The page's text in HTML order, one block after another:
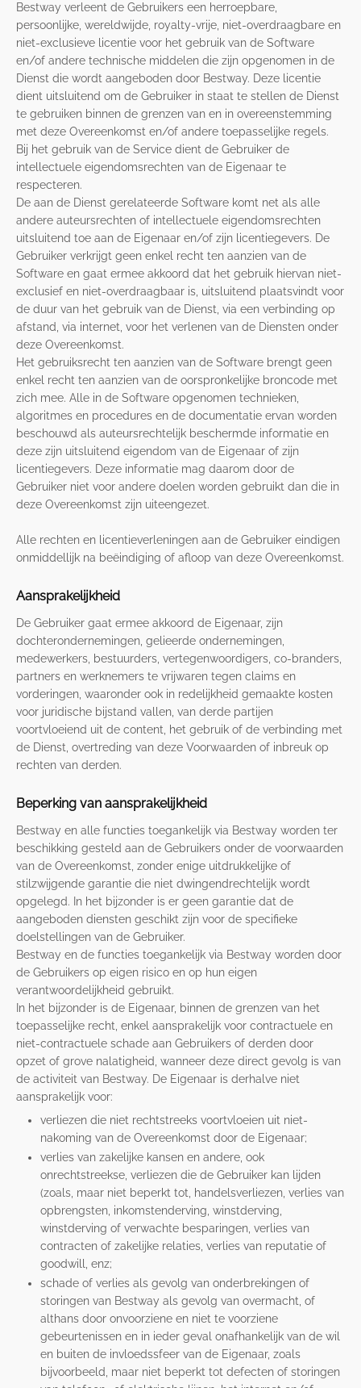
Bestway verleent de Gebruikers een herroepbare,
persoonlijke, wereldwijde, royalty-vrije, niet-overdraagbare en
niet-exclusieve licentie voor het gebruik van de Software
en/of andere technische middelen die zijn opgenomen in de
Dienst die wordt aangeboden door Bestway. Deze licentie
dient uitsluitend om de Gebruiker in staat te stellen de Dienst
te gebruiken binnen de grenzen van en in overeenstemming
met deze Overeenkomst en/of andere toepasselijke regels.
Bij het gebruik van de Service dient de Gebruiker de
intellectuele eigendomsrechten van de Eigenaar te
respecteren.
De aan de Dienst gerelateerde Software komt net als alle
andere auteursrechten of intellectuele eigendomsrechten
uitsluitend toe aan de Eigenaar en/of zijn licentiegevers. De
Gebruiker verkrijgt geen enkel recht ten aanzien van de
Software en gaat ermee akkoord dat het gebruik hiervan niet-
exclusief en niet-overdraagbaar is, uitsluitend plaatsvindt voor
de duur van het gebruik van de Dienst, via een verbinding op
afstand, via internet, voor het verlenen van de Diensten onder
deze Overeenkomst.
Het gebruiksrecht ten aanzien van de Software brengt geen
enkel recht ten aanzien van de oorspronkelijke broncode met
zich mee. Alle in de Software opgenomen technieken,
algoritmes en procedures en de documentatie ervan worden
beschouwd als auteursrechtelijk beschermde informatie en
deze zijn uitsluitend eigendom van de Eigenaar of zijn
licentiegevers. Deze informatie mag daarom door de
Gebruiker niet voor andere doelen worden gebruikt dan die in
deze Overeenkomst zijn uiteengezet.
Alle rechten en licentieverleningen aan de Gebruiker eindigen
onmiddellijk na beëindiging of afloop van deze Overeenkomst.
Aansprakelijkheid
De Gebruiker gaat ermee akkoord de Eigenaar, zijn
dochterondernemingen, gelieerde ondernemingen,
medewerkers, bestuurders, vertegenwoordigers, co-branders,
partners en werknemers te vrijwaren tegen claims en
vorderingen, waaronder ook in redelijkheid gemaakte kosten
voor juridische bijstand vallen, van derde partijen
voortvloeiend uit de content, het gebruik of de verbinding met
de Dienst, overtreding van deze Voorwaarden of inbreuk op
rechten van derden.
Beperking van aansprakelijkheid
Bestway en alle functies toegankelijk via Bestway worden ter
beschikking gesteld aan de Gebruikers onder de voorwaarden
van de Overeenkomst, zonder enige uitdrukkelijke of
stilzwijgende garantie die niet dwingendrechtelijk wordt
opgelegd. In het bijzonder is er geen garantie dat de
aangeboden diensten geschikt zijn voor de specifieke
doelstellingen van de Gebruiker.
Bestway en de functies toegankelijk via Bestway worden door
de Gebruikers op eigen risico en op hun eigen
verantwoordelijkheid gebruikt.
In het bijzonder is de Eigenaar, binnen de grenzen van het
toepasselijke recht, enkel aansprakelijk voor contractuele en
niet-contractuele schade aan Gebruikers of derden door
opzet of grove nalatigheid, wanneer deze direct gevolg is van
de activiteit van Bestway. De Eigenaar is derhalve niet
aansprakelijk voor:
verliezen die niet rechtstreeks voortvloeien uit niet-
nakoming van de Overeenkomst door de Eigenaar;
verlies van zakelijke kansen en andere, ook
onrechtstreekse, verliezen die de Gebruiker kan lijden
(zoals, maar niet beperkt tot, handelsverliezen, verlies van
opbrengsten, inkomstenderving, winstderving,
winstderving of verwachte besparingen, verlies van
contracten of zakelijke relaties, verlies van reputatie of
goodwill, enz;
schade of verlies als gevolg van onderbrekingen of
storingen van Bestway als gevolg van overmacht, of
althans door onvoorziene en niet te voorziene
gebeurtenissen en in ieder geval onafhankelijk van de wil
en buiten de invloedssfeer van de Eigenaar, zoals
bijvoorbeeld, maar niet beperkt tot defecten of storingen